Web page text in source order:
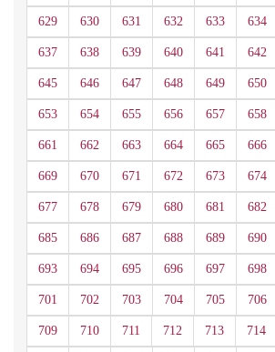
629 630 631 632 633 634
637 638 639 640 641 642
645 646 647 648 649 650
653 654 655 656 657 658
661 662 663 664 665 666
669 670 671 672 673 674
677 678 679 680 681 682
685 686 687 688 689 690
693 694 695 696 697 698
701 702 703 704 705 706
709 710 711 712 713 714